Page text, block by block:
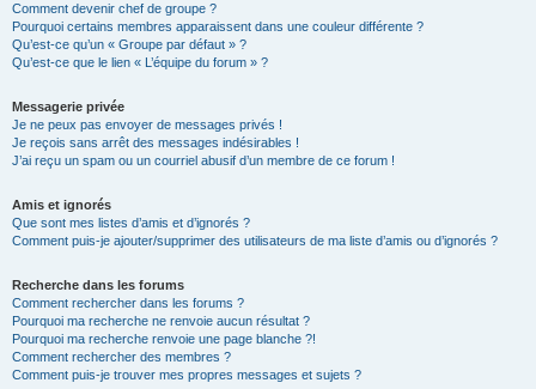
Comment devenir chef de groupe ?
Pourquoi certains membres apparaissent dans une couleur différente ?
Qu’est-ce qu’un « Groupe par défaut » ?
Qu’est-ce que le lien « L’équipe du forum » ?
Messagerie privée
Je ne peux pas envoyer de messages privés !
Je reçois sans arrêt des messages indésirables !
J’ai reçu un spam ou un courriel abusif d’un membre de ce forum !
Amis et ignorés
Que sont mes listes d’amis et d’ignorés ?
Comment puis-je ajouter/supprimer des utilisateurs de ma liste d’amis ou d’ignorés ?
Recherche dans les forums
Comment rechercher dans les forums ?
Pourquoi ma recherche ne renvoie aucun résultat ?
Pourquoi ma recherche renvoie une page blanche ?!
Comment rechercher des membres ?
Comment puis-je trouver mes propres messages et sujets ?